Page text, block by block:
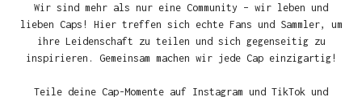
Wir sind mehr als nur eine Community – wir leben und
lieben Caps! Hier treffen sich echte Fans und Sammler, um
ihre Leidenschaft zu teilen und sich gegenseitig zu
inspirieren. Gemeinsam machen wir jede Cap einzigartig!
Teile deine Cap-Momente auf Instagram und TikTok und